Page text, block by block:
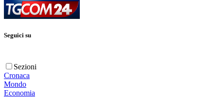
Seguici su
Sezioni
Cronaca
Mondo
Economia